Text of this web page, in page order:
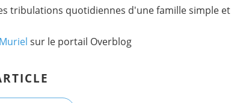
tribulations quotidiennes d'une famille simple et
Muriel sur le portail Overblog